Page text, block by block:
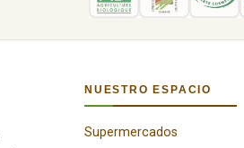
NUESTRO ESPACIO
Supermercados